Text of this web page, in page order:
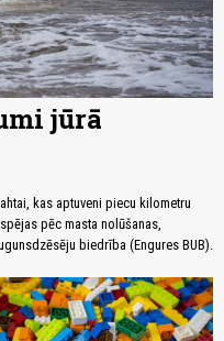
jūrā
kas aptuveni piecu kilometru
pēc masta nolūšanas,
biedrība (Engures BUB).